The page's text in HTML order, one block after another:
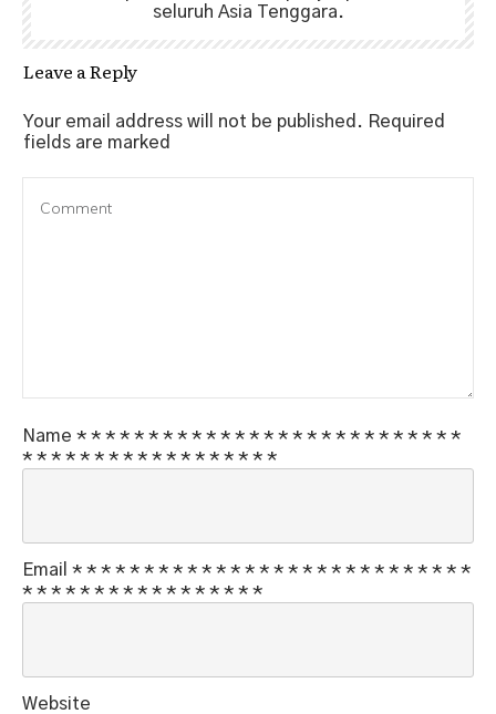
seluruh Asia Tenggara.
Leave a Reply
Your email address will not be published. Required
fields are marked
Name * * * * * * * * * * * * * * * * * * * * * * * * * * *
* * * * * * * * * * * * * * * * * *
Email * * * * * * * * * * * * * * * * * * * * * * * * * * * *
* * * * * * * * * * * * * * * * *
Website